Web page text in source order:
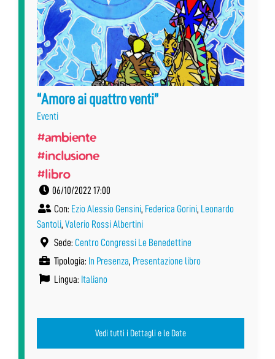
“Amore ai quattro venti”
Eventi
#ambiente
#inclusione
#libro
06/10/2022 17:00
Con: Ezio Alessio Gensini, Federica Gorini, Leonardo
Santoli, Valerio Rossi Albertini
Sede: Centro Congressi Le Benedettine
Tipologia: In Presenza, Presentazione libro
Lingua: Italiano
Vedi tutti i Dettagli e le Date